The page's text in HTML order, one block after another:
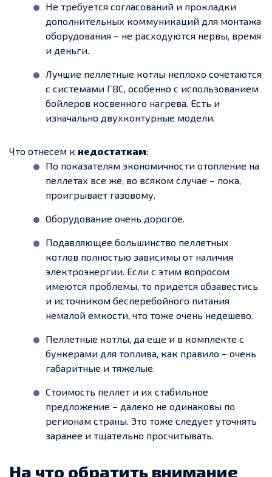
Не требуется согласований и прокладки
дополнительных коммуникаций для монтажа
оборудования – не расходуются нервы, время
и деньги.
Лучшие пеллетные котлы неплохо сочетаются
с системами ГВС, особенно с использованием
бойлеров косвенного нагрева. Есть и
изначально двухконтурные модели.
Что отнесем к недостаткам:
По показателям экономичности отопление на
пеллетах все же, во всяком случае – пока,
проигрывает газовому.
Оборудование очень дорогое.
Подавляющее большинство пеллетных
котлов полностью зависимы от наличия
электроэнергии. Если с этим вопросом
имеются проблемы, то придется обзавестись
и источником бесперебойного питания
немалой емкости, что тоже очень недешево.
Пеллетные котлы, да еще и в комплекте с
бункерами для топлива, как правило – очень
габаритные и тяжелые.
Стоимость пеллет и их стабильное
предложение – далеко не одинаковы по
регионам страны. Это тоже следует уточнять
заранее и тщательно просчитывать.
На что обратить внимание